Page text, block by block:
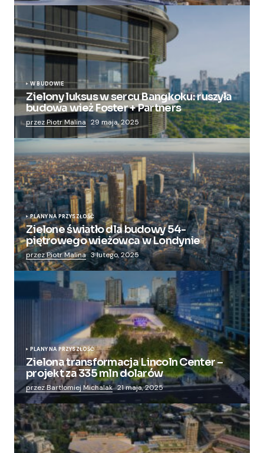
W BUDOWIE
Zielony luksus w sercu Bangkoku: ruszyła
budowa wież Foster + Partners
przez Piotr Malina 29 maja, 2025
PLANY NA PRZYSZŁOŚĆ
Zielone światło dla budowy 54-
piętrowego wieżowca w Londynie
przez Piotr Malina 3 lutego, 2025
PLANY NA PRZYSZŁOŚĆ
Zielona transformacja Lincoln Center –
projekt za 335 mln dolarów
przez Bartłomiej Michalak 21 maja, 2025